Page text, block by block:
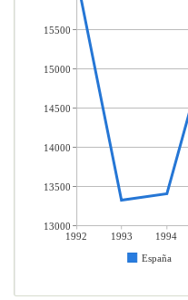
1992 1993 1994
España
15500
15000
14500
14000
13500
13000